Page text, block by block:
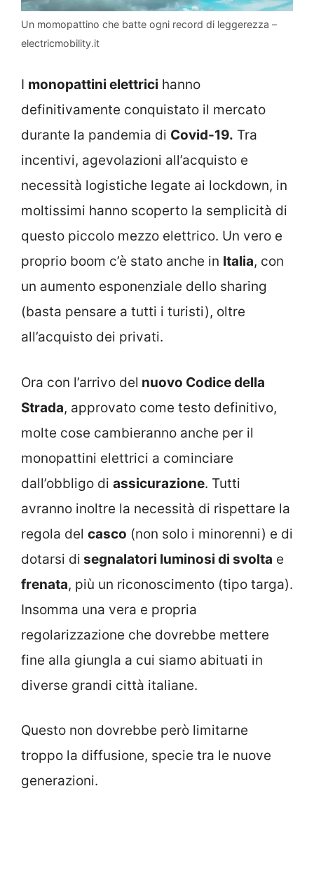
Un momopattino che batte ogni record di leggerezza –
electricmobility.it
I monopattini elettrici hanno
definitivamente conquistato il mercato
durante la pandemia di Covid-19. Tra
incentivi, agevolazioni all’acquisto e
necessità logistiche legate ai lockdown, in
moltissimi hanno scoperto la semplicità di
questo piccolo mezzo elettrico. Un vero e
proprio boom c’è stato anche in Italia, con
un aumento esponenziale dello sharing
(basta pensare a tutti i turisti), oltre
all’acquisto dei privati.
Ora con l’arrivo del nuovo Codice della
Strada, approvato come testo definitivo,
molte cose cambieranno anche per il
monopattini elettrici a cominciare
dall’obbligo di assicurazione. Tutti
avranno inoltre la necessità di rispettare la
regola del casco (non solo i minorenni) e di
dotarsi di segnalatori luminosi di svolta e
frenata, più un riconoscimento (tipo targa).
Insomma una vera e propria
regolarizzazione che dovrebbe mettere
fine alla giungla a cui siamo abituati in
diverse grandi città italiane.
Questo non dovrebbe però limitarne
troppo la diffusione, specie tra le nuove
generazioni.